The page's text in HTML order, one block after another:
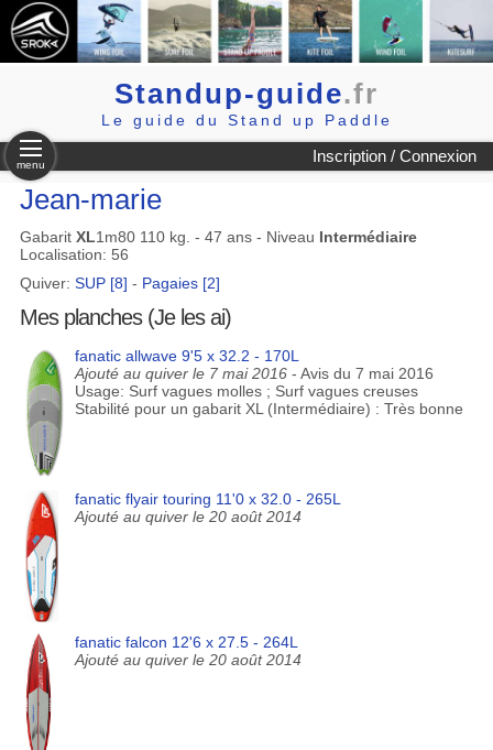
Standup-guide.fr
Le guide du Stand up Paddle
Inscription / Connexion
menu
Jean-marie
Gabarit XL1m80 110 kg. - 47 ans - Niveau Intermédiaire
Localisation: 56
Quiver: SUP [8] - Pagaies [2]
Mes planches (Je les ai)
fanatic allwave 9'5 x 32.2 - 170L
Ajouté au quiver le 7 mai 2016 - Avis du 7 mai 2016
Usage: Surf vagues molles ; Surf vagues creuses
Stabilité pour un gabarit XL (Intermédiaire) : Très bonne
fanatic flyair touring 11'0 x 32.0 - 265L
Ajouté au quiver le 20 août 2014
fanatic falcon 12'6 x 27.5 - 264L
Ajouté au quiver le 20 août 2014